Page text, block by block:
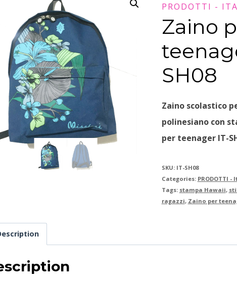
PRODOTTI -
Zaino
SH08
Zaino scolastico
polinesiano con
per teenager IT-
SKU: IT-SH08
Categories: PRODOTTI -
Tags: stampa Hawaii,
ragazzi, Zaino per